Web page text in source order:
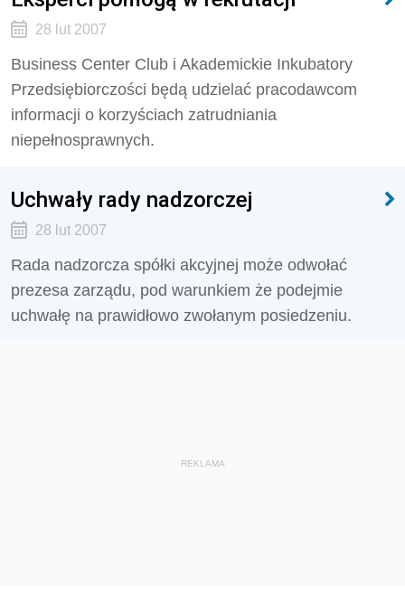
28 lut 2007
Business Center Club i Akademickie Inkubatory
Przedsiębiorczości będą udzielać pracodawcom
informacji o korzyściach zatrudniania
niepełnosprawnych.
Uchwały rady nadzorczej
28 lut 2007
Rada nadzorcza spółki akcyjnej może odwołać
prezesa zarządu, pod warunkiem że podejmie
uchwałę na prawidłowo zwołanym posiedzeniu.
REKLAMA